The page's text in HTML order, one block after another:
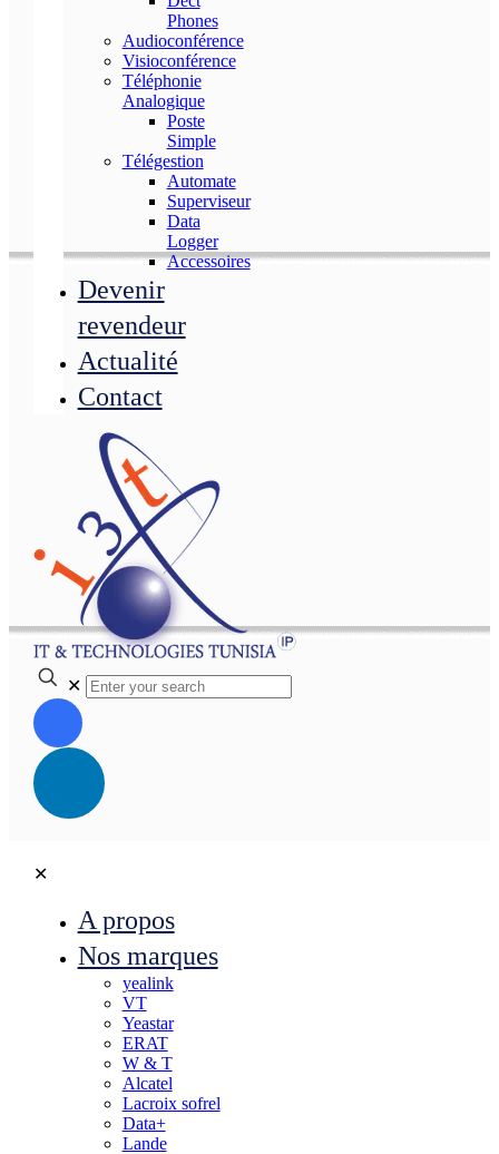
Phones
Audioconférence
Visioconférence
Téléphonie
Analogique
Poste
Simple
Télégestion
Automate
Superviseur
Data
Logger
Accessoires
Devenir
revendeur
Actualité
Contact
✕
✕
A propos
Nos marques
yealink
VT
Yeastar
ERAT
W & T
Alcatel
Lacroix sofrel
Data+
Lande